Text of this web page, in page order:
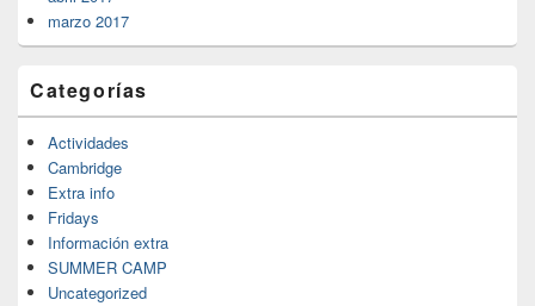
marzo 2017
Categorías
Actividades
Cambridge
Extra info
Fridays
Información extra
SUMMER CAMP
Uncategorized